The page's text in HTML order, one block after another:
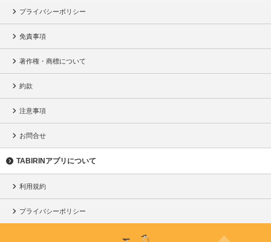
プライバシーポリシー
免責事項
著作権・商標について
約款
注意事項
お問合せ
TABIRINアプリについて
利用規約
プライバシーポリシー